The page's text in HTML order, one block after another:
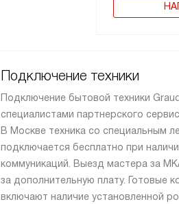
Подключение техники
Подключение бытовой техники
специалистами партнерского
В Москве техника со специальным
подключается бесплатно при
коммуникаций. Выезд мастера за
за дополнительную плату. Готовые
включают наличие установленной